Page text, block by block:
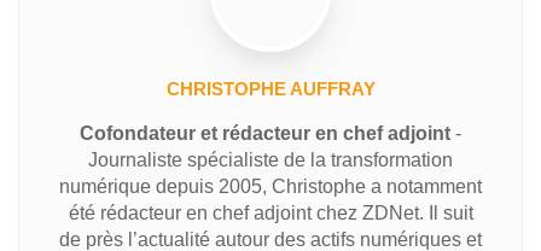
CHRISTOPHE AUFFRAY
Cofondateur et rédacteur en chef adjoint -
Journaliste spécialiste de la transformation
numérique depuis 2005, Christophe a notamment
été rédacteur en chef adjoint chez ZDNet. Il suit
de près l’actualité autour des actifs numériques et